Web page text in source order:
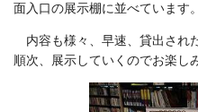
面入口の展示棚に並べています。
内容も様々、早速、貸出され
順次、展示していくのでお楽し